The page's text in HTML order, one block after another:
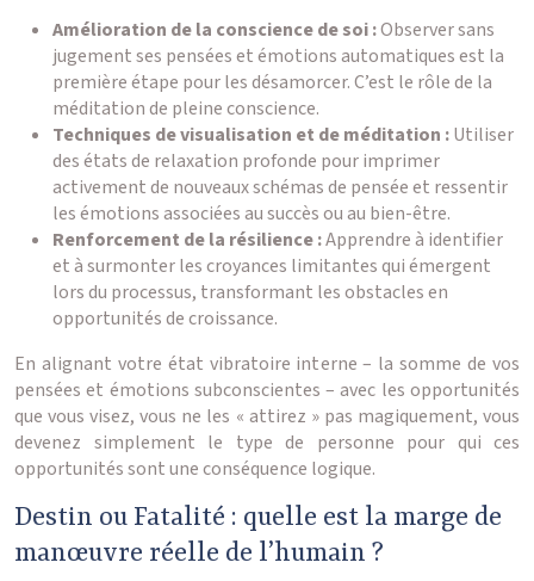
Amélioration de la conscience de soi :Observer sans
jugement ses pensées et émotions automatiques est la
première étape pour les désamorcer. C’est le rôle de la
méditation de pleine conscience.
Techniques de visualisation et de méditation :Utiliser
des états de relaxation profonde pour imprimer
activement de nouveaux schémas de pensée et ressentir
les émotions associées au succès ou au bien-être.
Renforcement de la résilience :Apprendre à identifier
et à surmonter les croyances limitantes qui émergent
lors du processus, transformant les obstacles en
opportunités de croissance.
En alignant votre état vibratoire interne – la somme de vos
pensées et émotions subconscientes – avec les opportunités
que vous visez, vous ne les « attirez » pas magiquement, vous
devenez simplement le type de personne pour qui ces
opportunités sont une conséquence logique.
Destin ou Fatalité : quelle est la marge de
manœuvre réelle de l’humain ?